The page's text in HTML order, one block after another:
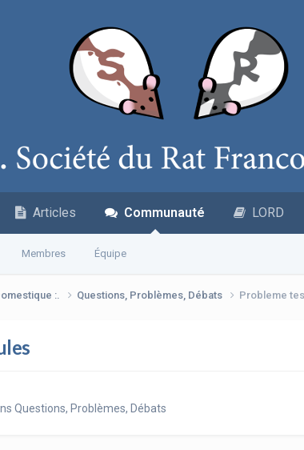
Articles Communauté
Membres Équipe
LORD
:. Questions, Problèmes, Débats Probleme
Questions, Problèmes, Débats